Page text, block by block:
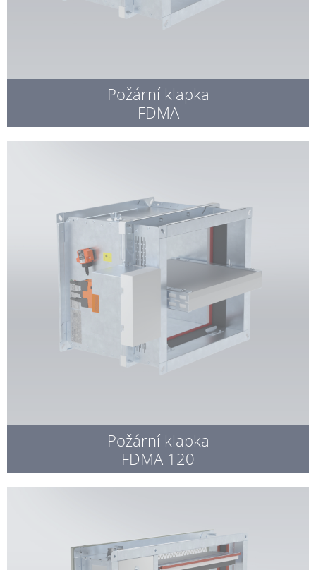
Požární klapka
FDMA
Požární klapka
FDMA 120